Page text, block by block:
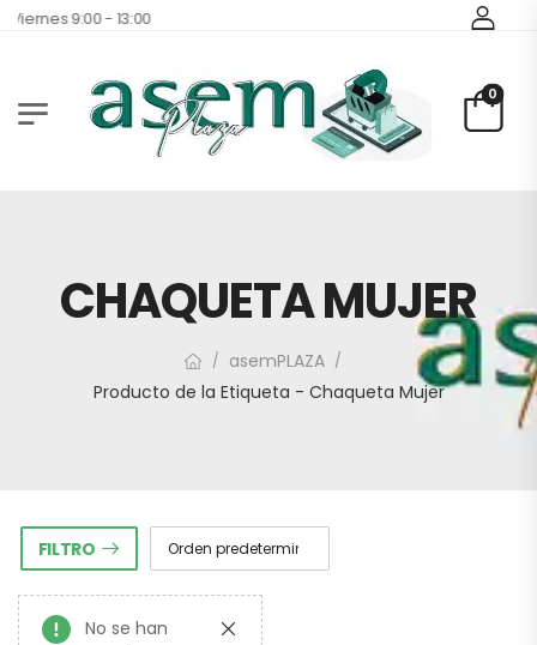
Viernes 9:00 - 13:00
0
CHAQUETA MUJER
/ asemPLAZA /
Producto de la Etiqueta - Chaqueta Mujer
FILTRO
No se han